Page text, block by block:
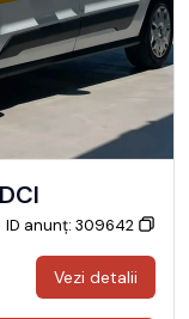
ID anunț: 309642
Vezi detalii